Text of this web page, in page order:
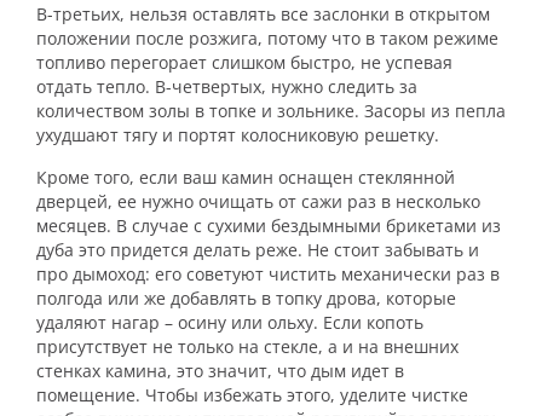
В-третьих, нельзя оставлять все заслонки в открытом
положении после розжига, потому что в таком режиме
топливо перегорает слишком быстро, не успевая
отдать тепло. В-четвертых, нужно следить за
количеством золы в топке и зольнике. Засоры из пепла
ухудшают тягу и портят колосниковую решетку.
Кроме того, если ваш камин оснащен стеклянной
дверцей, ее нужно очищать от сажи раз в несколько
месяцев. В случае с сухими бездымными брикетами из
дуба это придется делать реже. Не стоит забывать и
про дымоход: его советуют чистить механически раз в
полгода или же добавлять в топку дрова, которые
удаляют нагар – осину или ольху. Если копоть
присутствует не только на стекле, а и на внешних
стенках камина, это значит, что дым идет в
помещение. Чтобы избежать этого, уделите чистке